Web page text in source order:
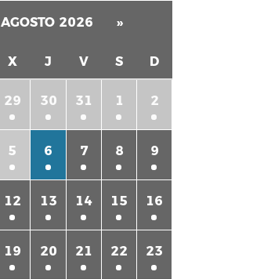
AGOSTO 2026 »
X J V S D
29 30 31 1 2
5 6 7 8 9
12 13 14 15 16
19 20 21 22 23